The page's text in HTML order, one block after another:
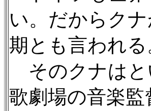
い。だからク
期とも言われ
そのクナはと
歌劇場の音楽